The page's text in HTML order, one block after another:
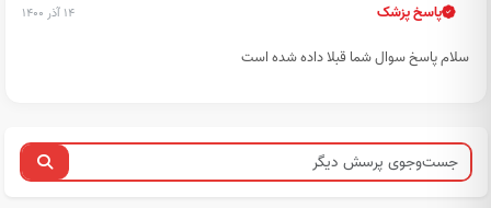
پاسخ پزشک ۱۴ آذر ۱۴۰۰
سلام پاسخ سوال شما قبلا داده شده است